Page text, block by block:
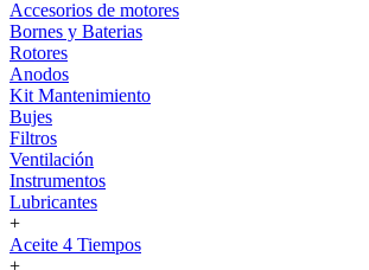
Accesorios de motores
Bornes y Baterias
Rotores
Anodos
Kit Mantenimiento
Bujes
Filtros
Ventilación
Instrumentos
Lubricantes
+
Aceite 4 Tiempos
+